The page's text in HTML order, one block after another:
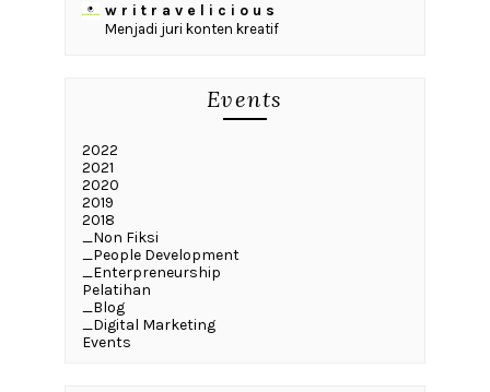
w r i t r a v e l i c i o u s
Menjadi juri konten kreatif
Events
2022
2021
2020
2019
2018
_Non Fiksi
_People Development
_Enterpreneurship
Pelatihan
_Blog
_Digital Marketing
Events